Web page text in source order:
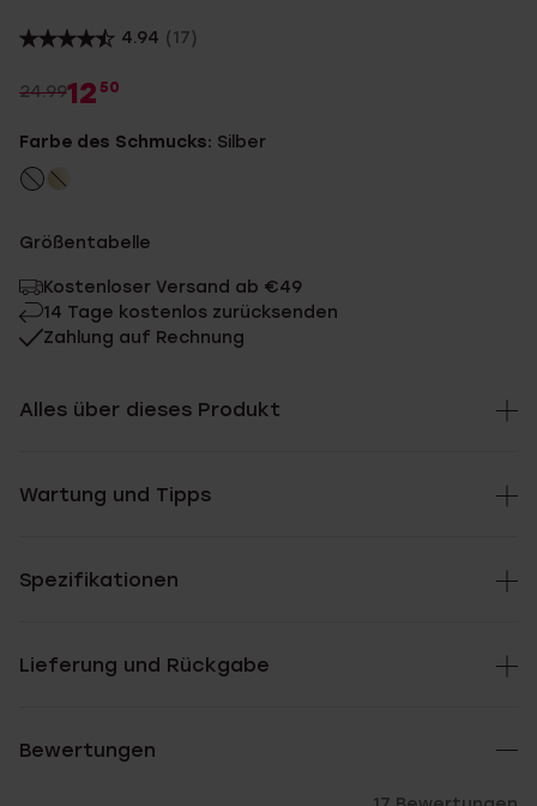
4.94 (17)
24.9912 50
Farbe des Schmucks: Silber
Größentabelle
Kostenloser Versand ab €49
14 Tage kostenlos zurücksenden
Zahlung auf Rechnung
Alles über dieses Produkt
Wartung und Tipps
Spezifikationen
Lieferung und Rückgabe
Bewertungen